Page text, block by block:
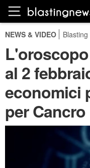
NEWS & VIDEO
al 2
economici
per Cancro